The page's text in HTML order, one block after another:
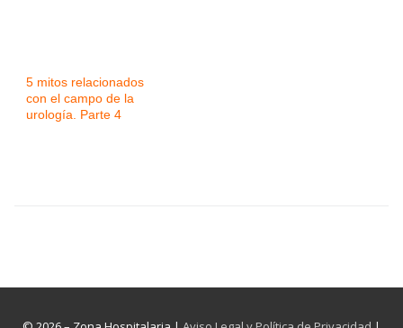
5 mitos relacionados
con el campo de la
urología. Parte 4